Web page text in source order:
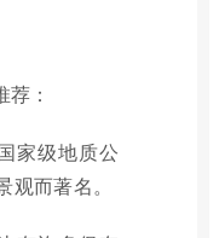
：
家级地质公
而著名。